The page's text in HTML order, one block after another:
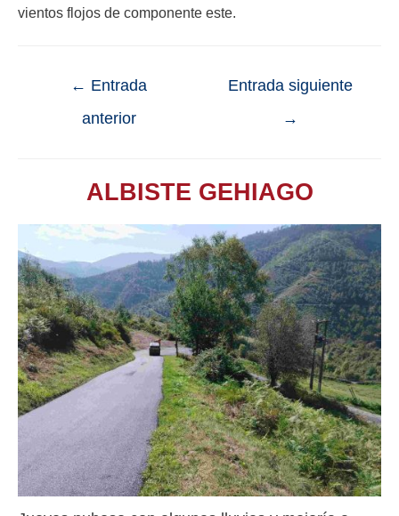
vientos flojos de componente este.
← Entrada
anterior
Entrada siguiente
→
ALBISTE GEHIAGO